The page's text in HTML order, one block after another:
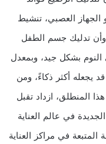
الجهاز العصبي، تنشيط
وأن تدليك جسم الطفل
النوم بشكل جيد، وبمعدل
يجعله أكثر ذكاءً، ومن
المنطلق، ازداد تقبل
في عالم العناية
في مراكز العناية